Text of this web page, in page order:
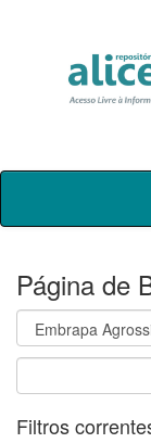
Skip
Página de
Filtros